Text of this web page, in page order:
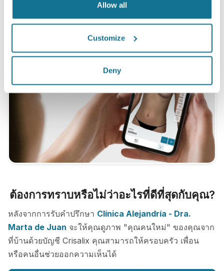
Allow all
Customize
Deny
ต้องการทราบหรือไม่ว่าอะไรที่ดีที่สุดกับคุณ?
หลังจากการรับคำปรึกษา Clínica Alejandría - Dra.
Marta de Juan จะให้คุณดูภาพ "คุณคนใหม่" ของคุณจาก
ที่บ้านด้วยบัญชี Crisalix คุณสามารถให้ครอบครัว เพื่อน
หรือคนอื่นช่วยออกความเห็นได้